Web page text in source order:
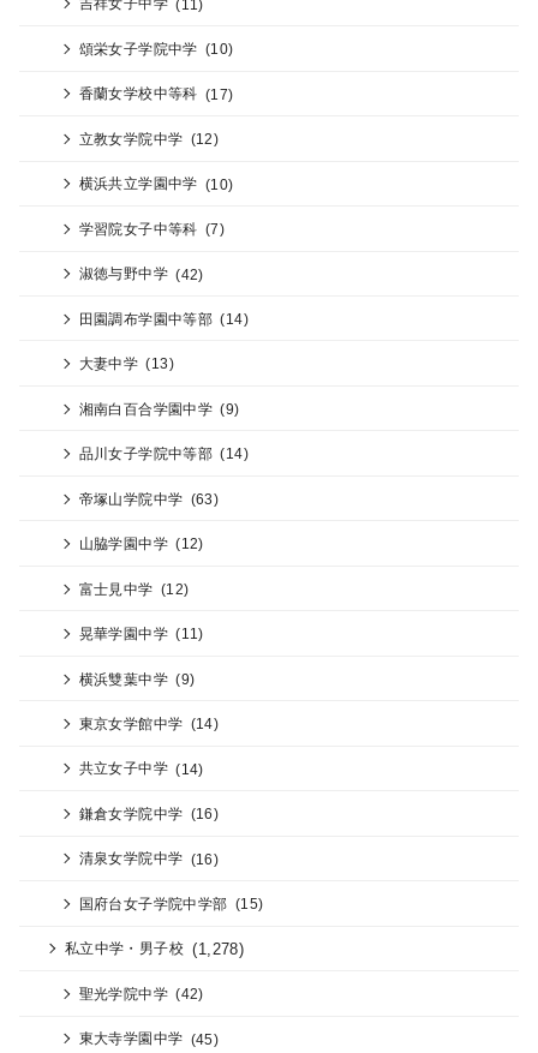
吉祥女子中学 (11)
頌栄女子学院中学 (10)
香蘭女学校中等科 (17)
立教女学院中学 (12)
横浜共立学園中学 (10)
学習院女子中等科 (7)
淑徳与野中学 (42)
田園調布学園中等部 (14)
大妻中学 (13)
湘南白百合学園中学 (9)
品川女子学院中等部 (14)
帝塚山学院中学 (63)
山脇学園中学 (12)
富士見中学 (12)
晃華学園中学 (11)
横浜雙葉中学 (9)
東京女学館中学 (14)
共立女子中学 (14)
鎌倉女学院中学 (16)
清泉女学院中学 (16)
国府台女子学院中学部 (15)
私立中学・男子校 (1,278)
聖光学院中学 (42)
東大寺学園中学 (45)